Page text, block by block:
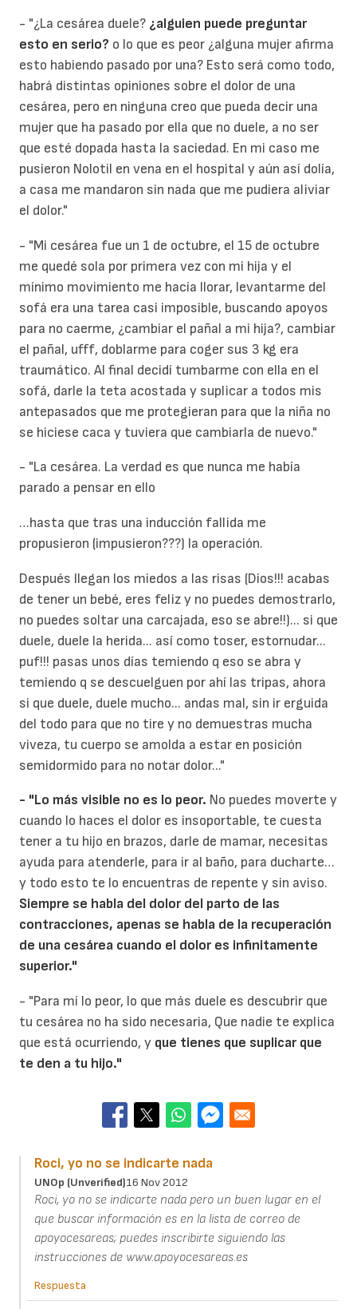
- "¿La cesárea duele? ¿alguien puede preguntar
esto en serio? o lo que es peor ¿alguna mujer afirma
esto habiendo pasado por una? Esto será como todo,
habrá distintas opiniones sobre el dolor de una
cesárea, pero en ninguna creo que pueda decir una
mujer que ha pasado por ella que no duele, a no ser
que esté dopada hasta la saciedad. En mi caso me
pusieron Nolotil en vena en el hospital y aún así dolía,
a casa me mandaron sin nada que me pudiera aliviar
el dolor."
- "Mi cesárea fue un 1 de octubre, el 15 de octubre
me quedé sola por primera vez con mi hija y el
mínimo movimiento me hacía llorar, levantarme del
sofá era una tarea casi imposible, buscando apoyos
para no caerme, ¿cambiar el pañal a mi hija?, cambiar
el pañal, ufff, doblarme para coger sus 3 kg era
traumático. Al final decidí tumbarme con ella en el
sofá, darle la teta acostada y suplicar a todos mis
antepasados que me protegieran para que la niña no
se hiciese caca y tuviera que cambiarla de nuevo."
- "La cesárea. La verdad es que nunca me había
parado a pensar en ello
…hasta que tras una inducción fallida me
propusieron (impusieron???) la operación.
Después llegan los miedos a las risas (Dios!!! acabas
de tener un bebé, eres feliz y no puedes demostrarlo,
no puedes soltar una carcajada, eso se abre!!)... si que
duele, duele la herida... así como toser, estornudar...
puf!!! pasas unos días temiendo q eso se abra y
temiendo q se descuelguen por ahí las tripas, ahora
si que duele, duele mucho... andas mal, sin ir erguida
del todo para que no tire y no demuestras mucha
viveza, tu cuerpo se amolda a estar en posición
semidormido para no notar dolor..."
- "Lo más visible no es lo peor. No puedes moverte y
cuando lo haces el dolor es insoportable, te cuesta
tener a tu hijo en brazos, darle de mamar, necesitas
ayuda para atenderle, para ir al baño, para ducharte…
y todo esto te lo encuentras de repente y sin aviso.
Siempre se habla del dolor del parto de las
contracciones, apenas se habla de la recuperación
de una cesárea cuando el dolor es infinitamente
superior."
- "Para mí lo peor, lo que más duele es descubrir que
tu cesárea no ha sido necesaria, Que nadie te explica
que está ocurriendo, y que tienes que suplicar que
te den a tu hijo."
Roci, yo no se indicarte nada
UNOp (unverified)16 Nov 2012
Roci, yo no se indicarte nada pero un buen lugar en el
que buscar información es en la lista de correo de
apoyocesareas; puedes inscribirte siguiendo las
instrucciones de www.apoyocesareas.es
Respuesta